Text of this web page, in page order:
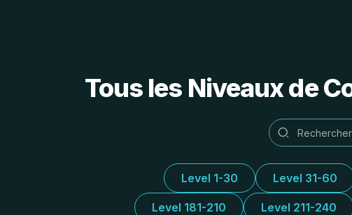
Tous les Niveaux de
Level 1-30 Level 31-60
Level 181-210 Level 211-240